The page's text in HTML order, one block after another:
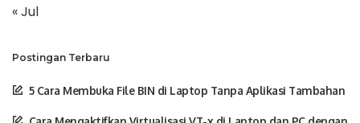
« Jul
Postingan Terbaru
5 Cara Membuka File BIN di Laptop Tanpa Aplikasi Tambahan